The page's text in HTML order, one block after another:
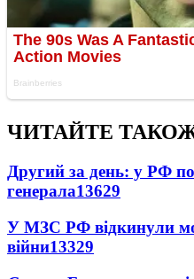
ЧИТАЙТЕ
Другий за день: у РФ
генерала13629
У МЗС РФ відкинули
війни13329